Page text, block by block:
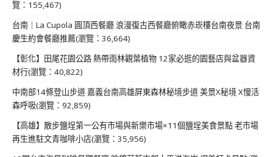
覽：155,467)
台南｜La Cupola 圓頂西餐廳 浪漫復古西餐廳俯瞰赤崁樓台南夜景 台南
慶生約會餐廳推薦(瀏覽：36,664)
【彰化】田尾花園公路 熱帶雨林觀葉植物 12家必逛的園藝店與盆器資
材行(瀏覽：40,822)
中南部14條登山步道 嘉義台南高雄屏東森林秘境步道 美景X秘境 X慢活
森呼吸(瀏覽：92,859)
【高雄】散步鹽埕第一公有市場與新樂市場×11個鹽埕美食景點 老市場
再生進駐文青咖啡小店(瀏覽：35,956)